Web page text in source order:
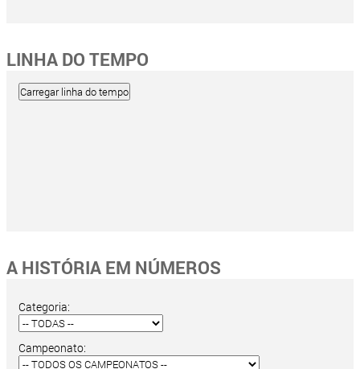
LINHA DO TEMPO
A HISTÓRIA EM NÚMEROS
Categoria:
Campeonato: